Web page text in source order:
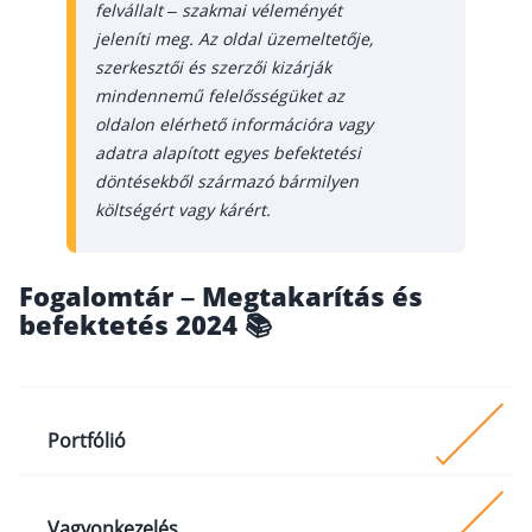
felvállalt – szakmai véleményét
jeleníti meg. Az oldal üzemeltetője,
szerkesztői és szerzői kizárják
mindennemű felelősségüket az
oldalon elérhető információra vagy
adatra alapított egyes befektetési
döntésekből származó bármilyen
költségért vagy kárért.
Fogalomtár – Megtakarítás és
befektetés 2024 📚
Portfólió
Befektetési kontextusban a portfólió szó az általad